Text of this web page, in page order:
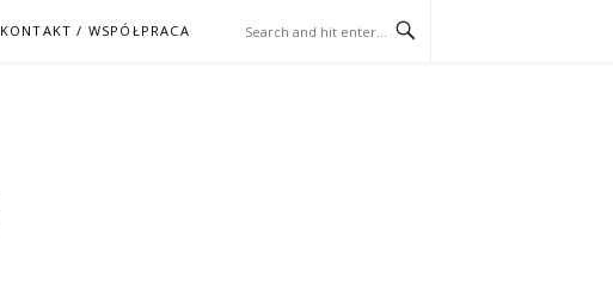
KONTAKT / WSPÓŁPRACA